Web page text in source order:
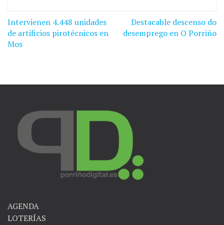
Navegación
de
Intervienen 4.448 unidades
de artificios pirotécnicos en
Mos
Destacable descenso do
desemprego en O Porriño
AGENDA
LOTERÍAS